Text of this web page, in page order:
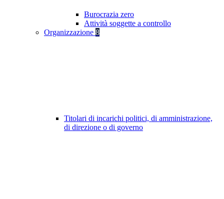
Burocrazia zero
Attività soggette a controllo
Organizzazione 8
Titolari di incarichi politici, di amministrazione,
di direzione o di governo